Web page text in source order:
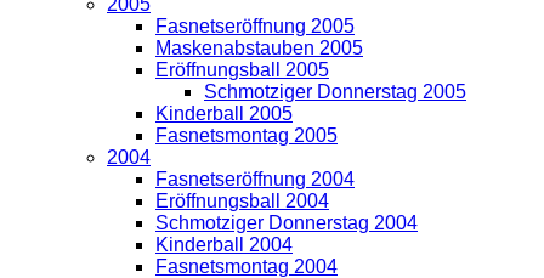
Fasnetseröffnung 2005
Maskenabstauben 2005
Eröffnungsball 2005
Schmotziger Donnerstag 2005
Kinderball 2005
Fasnetsmontag 2005
2004
Fasnetseröffnung 2004
Eröffnungsball 2004
Schmotziger Donnerstag 2004
Kinderball 2004
Fasnetsmontag 2004